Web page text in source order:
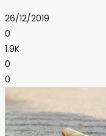
26/12/2019
0
1.9K
0
0